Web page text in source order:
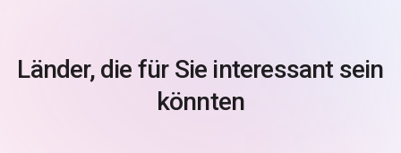
Länder, die für Sie interessant sein
könnten